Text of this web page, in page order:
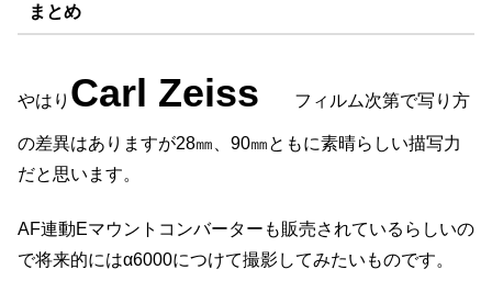
まとめ
やはり Carl Zeiss フィルム次第で写り方
の差異はありますが28㎜、90㎜ともに素晴らしい描写力
だと思います。
AF連動Eマウントコンバーターも販売されているらしいの
で将来的にはα6000につけて撮影してみたいものです。